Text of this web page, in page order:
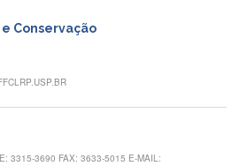
Conservação
3315-3690 FAX: 3633-5015 E-MAIL: